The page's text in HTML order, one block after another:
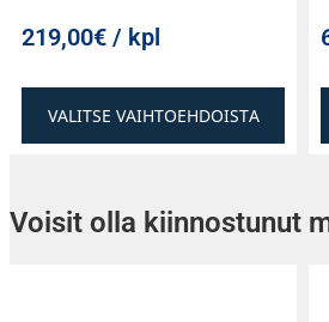
Kiinnitys
kaksipuolisella
kattoon vai seinään.
pakettiin.
219,00€ / kpl
VALITSE VAIHTOEHDOISTA
Voisit olla kiinnostunut